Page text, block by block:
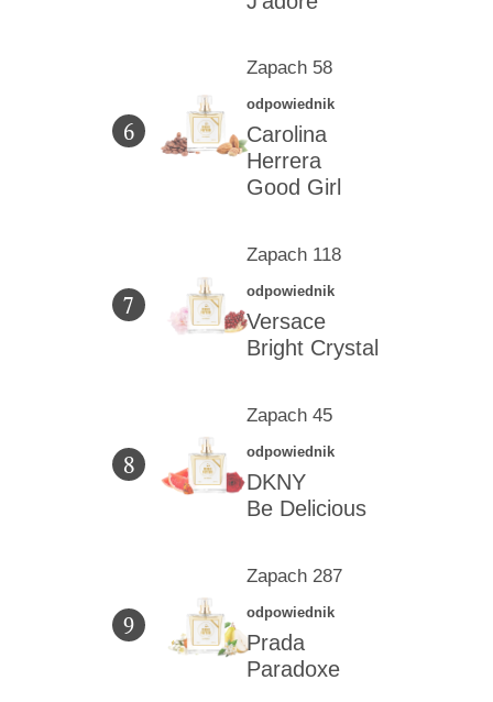
6
Zapach 58
odpowiednik
Carolina
Herrera
Good Girl
7
Zapach 118
odpowiednik
Versace
Bright Crystal
8
Zapach 45
odpowiednik
DKNY
Be Delicious
9
Zapach 287
odpowiednik
Prada
Paradoxe